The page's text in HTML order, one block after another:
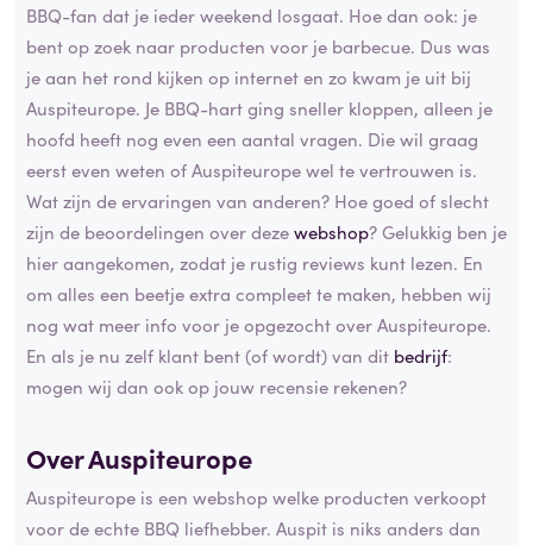
BBQ-fan dat je ieder weekend losgaat. Hoe dan ook: je
bent op zoek naar producten voor je barbecue. Dus was
je aan het rond kijken op internet en zo kwam je uit bij
Auspiteurope. Je BBQ-hart ging sneller kloppen, alleen je
hoofd heeft nog even een aantal vragen. Die wil graag
eerst even weten of Auspiteurope wel te vertrouwen is.
Wat zijn de ervaringen van anderen? Hoe goed of slecht
zijn de beoordelingen over dezewebshop? Gelukkig ben je
hier aangekomen, zodat je rustig reviews kunt lezen. En
om alles een beetje extra compleet te maken, hebben wij
nog wat meer info voor je opgezocht over Auspiteurope.
En als je nu zelf klant bent (of wordt) van dit bedrijf:
mogen wij dan ook op jouw recensie rekenen?
Over Auspiteurope
Auspiteurope is een webshop welke producten verkoopt
voor de echte BBQ liefhebber. Auspit is niks anders dan